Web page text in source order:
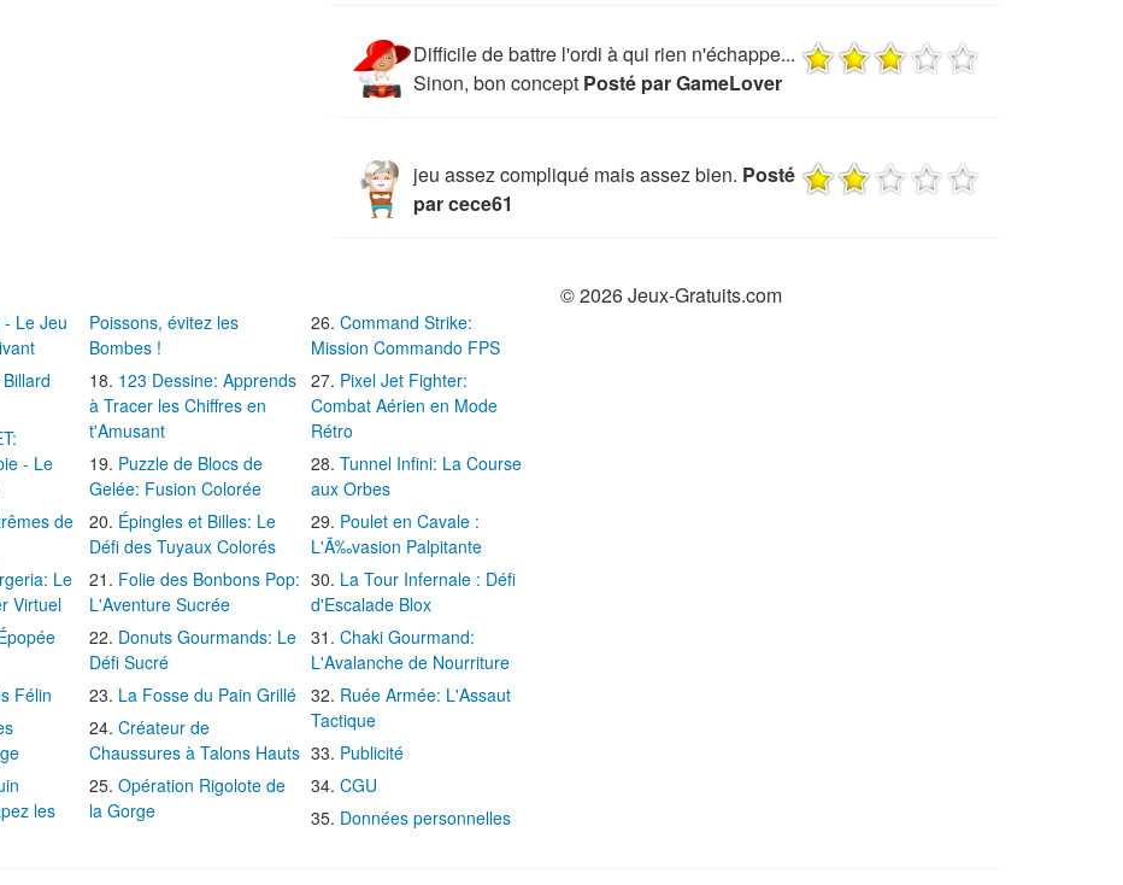
Difficile de battre l'ordi à qui rien n'échappe...
Sinon, bon concept Posté par GameLover
jeu assez compliqué mais assez bien. Posté
par cece61
- Le Jeu
- Le
de
Le
Virtuel
Félin
les
Poissons, évitez les
Bombes !
123 Dessine: Apprends
à Tracer les Chiffres en
t'Amusant
Puzzle de Blocs de
Gelée: Fusion Colorée
Épingles et Billes: Le
Défi des Tuyaux Colorés
Folie des Bonbons Pop:
L'Aventure Sucrée
Donuts Gourmands: Le
Défi Sucré
La Fosse du Pain Grillé
Créateur de
Chaussures à Talons Hauts
Opération Rigolote de
la Gorge
Command Strike:
Mission Commando FPS
Pixel Jet Fighter:
Combat Aérien en Mode
Rétro
Tunnel Infini: La Course
aux Orbes
Poulet en Cavale :
L'Ã‰vasion Palpitante
La Tour Infernale : Défi
d'Escalade Blox
Chaki Gourmand:
L'Avalanche de Nourriture
Ruée Armée: L'Assaut
Tactique
Publicité
CGU
Données personnelles
© 2026 Jeux-Gratuits.com